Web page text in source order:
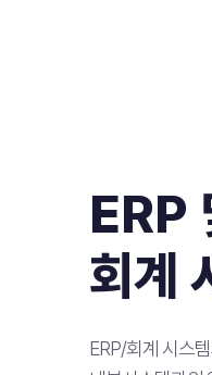
ERP
회계
ERP/회계 시스